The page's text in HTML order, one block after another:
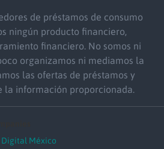
de préstamos de consumo
ningún producto financiero,
financiero. No somos ni
organizamos ni mediamos la
las ofertas de préstamos y
la información proporcionada.
Digital México